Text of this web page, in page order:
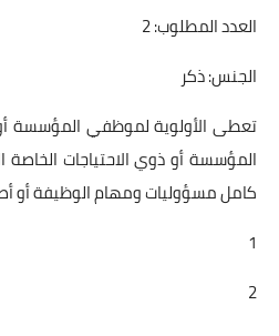
العدد المطلوب: 2
الجنس: ذكر
تعطى الأولوية لموظفي
المؤسسة أو ذوي الاحتياجات الخاصة
كامل مسؤوليات ومهام الوظيفة أو
1
2